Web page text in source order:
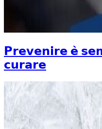
𝗣𝗿𝗲𝘃𝗲𝗻𝗶𝗿𝗲 𝗲̀
𝗰𝘂𝗿𝗮𝗿𝗲